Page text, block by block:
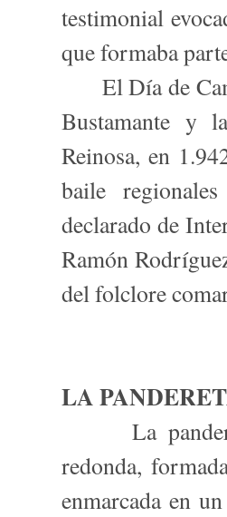
testimonial
que formaba
El Día de
Bustamante y
Reinosa, en
baile
declarado de
Ramón
del folclore
LA
La
redonda,
enmarcada en